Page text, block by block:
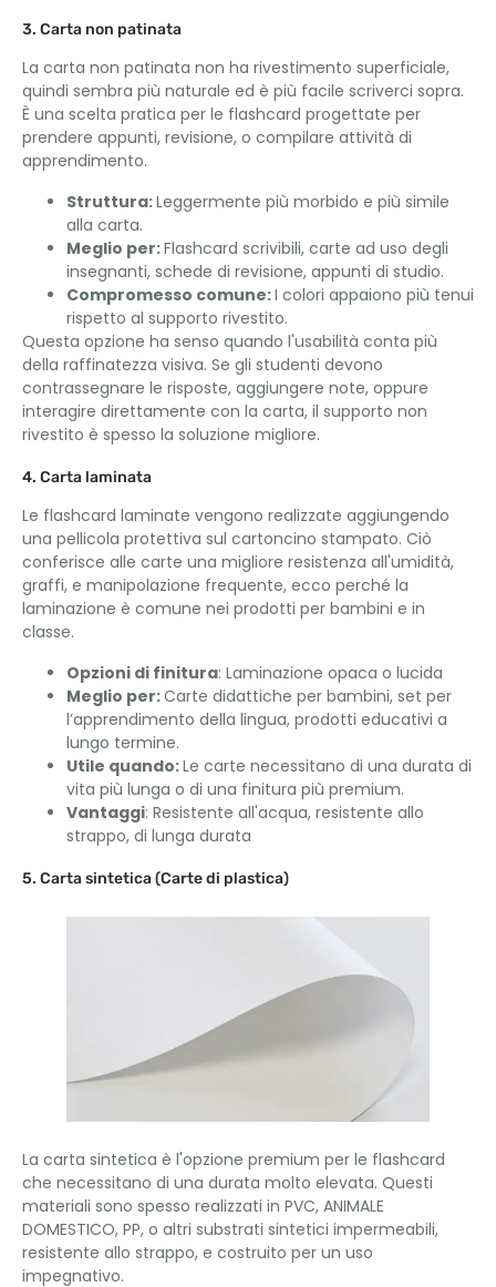
3. Carta non patinata
La carta non patinata non ha rivestimento superficiale,
quindi sembra più naturale ed è più facile scriverci sopra.
È una scelta pratica per le flashcard progettate per
prendere appunti, revisione, o compilare attività di
apprendimento.
Struttura:Leggermente più morbido e più simile
alla carta.
Meglio per:Flashcard scrivibili, carte ad uso degli
insegnanti, schede di revisione, appunti di studio.
Compromesso comune:I colori appaiono più tenui
rispetto al supporto rivestito.
Questa opzione ha senso quando l'usabilità conta più
della raffinatezza visiva. Se gli studenti devono
contrassegnare le risposte, aggiungere note, oppure
interagire direttamente con la carta, il supporto non
rivestito è spesso la soluzione migliore.
4. Carta laminata
Le flashcard laminate vengono realizzate aggiungendo
una pellicola protettiva sul cartoncino stampato. Ciò
conferisce alle carte una migliore resistenza all'umidità,
graffi, e manipolazione frequente, ecco perché la
laminazione è comune nei prodotti per bambini e in
classe.
Opzioni di finitura: Laminazione opaca o lucida
Meglio per:Carte didattiche per bambini, set per
l’apprendimento della lingua, prodotti educativi a
lungo termine.
Utile quando:Le carte necessitano di una durata di
vita più lunga o di una finitura più premium.
Vantaggi: Resistente all'acqua, resistente allo
strappo, di lunga durata
5. Carta sintetica (Carte di plastica)
La carta sintetica è l'opzione premium per le flashcard
che necessitano di una durata molto elevata. Questi
materiali sono spesso realizzati in PVC, ANIMALE
DOMESTICO, PP, o altri substrati sintetici impermeabili,
resistente allo strappo, e costruito per un uso
impegnativo.